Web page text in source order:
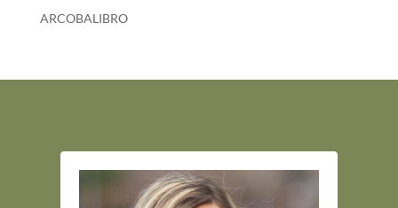
ARCOBALIBRO